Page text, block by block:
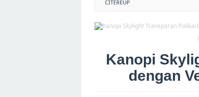
CITEREUP
Kanopi
dengan